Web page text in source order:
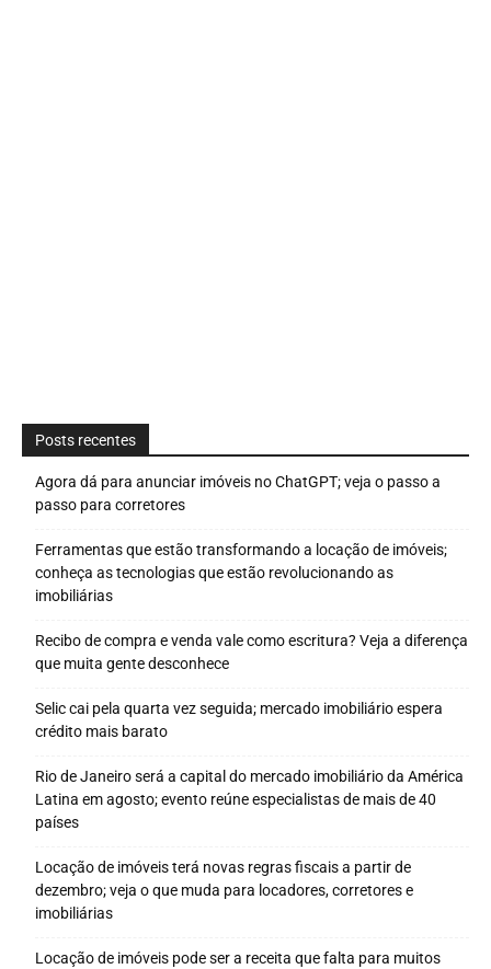
Posts recentes
Agora dá para anunciar imóveis no ChatGPT; veja o passo a
passo para corretores
Ferramentas que estão transformando a locação de imóveis;
conheça as tecnologias que estão revolucionando as
imobiliárias
Recibo de compra e venda vale como escritura? Veja a diferença
que muita gente desconhece
Selic cai pela quarta vez seguida; mercado imobiliário espera
crédito mais barato
Rio de Janeiro será a capital do mercado imobiliário da América
Latina em agosto; evento reúne especialistas de mais de 40
países
Locação de imóveis terá novas regras fiscais a partir de
dezembro; veja o que muda para locadores, corretores e
imobiliárias
Locação de imóveis pode ser a receita que falta para muitos